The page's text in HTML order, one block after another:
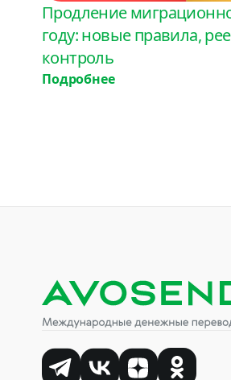
Продление
году: новые правила,
контроль
Подробнее